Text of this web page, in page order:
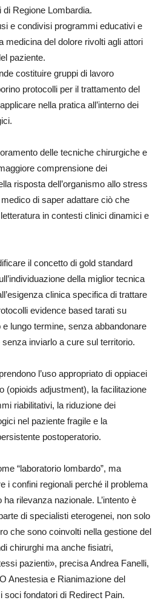
Regione Lombardia.
e condivisi programmi educativi e
medicina del dolore rivolti agli attori
paziente.
costituire gruppi di lavoro
protocolli per il trattamento del
nella pratica all’interno dei
delle tecniche chirurgiche e
comprensione dei
risposta dell’organismo allo stress
di saper adattare ciò che
in contesti clinici dinamici e
il concetto di gold standard
della miglior tecnica
clinica specifica di trattare
evidence based tarati su
lungo termine, senza abbandonare
inviarlo a cure sul territorio.
l’uso appropriato di oppiacei
(opioids adjustment), la facilitazione
riabilitativi, la riduzione dei
nel paziente fragile e la
postoperatorio.
“laboratorio lombardo”, ma
i confini regionali perché il problema
rilevanza nazionale. L’intento è
di specialisti eterogenei, non solo
che sono coinvolti nella gestione del
chirurghi ma anche fisiatri,
pazienti», precisa Andrea Fanelli,
Anestesia e Rianimazione del
soci fondatori di Redirect Pain.